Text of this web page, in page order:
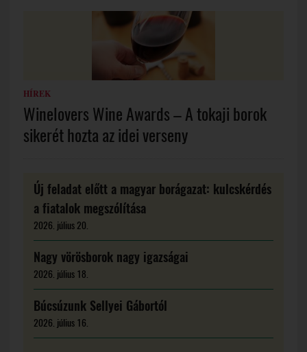
HÍREK
Winelovers Wine Awards – A tokaji borok
sikerét hozta az idei verseny
Új feladat előtt a magyar borágazat: kulcskérdés
a fiatalok megszólítása
2026. július 20.
Nagy vörösborok nagy igazságai
2026. július 18.
Búcsúzunk Sellyei Gábortól
2026. július 16.